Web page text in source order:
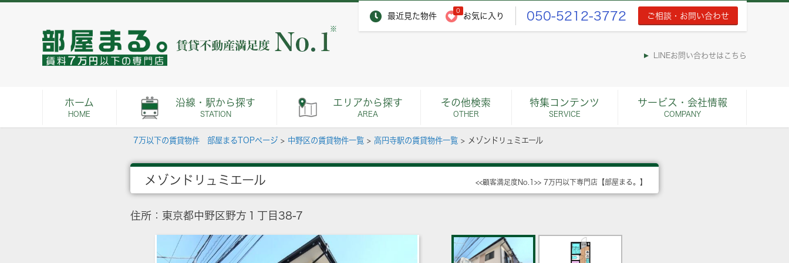
最近見た物件
0
お気に入り 050-5212-3772 ご相談・お問い合わせ
※
LINEお問い合わせはこちら
ホーム
HOME
沿線・駅から探す
STATION
エリアから探す
AREA
その他検索
OTHER
特集コンテンツ
SERVICE
サービス・会社情報
COMPANY
7万以下の賃貸物件 部屋まるTOPページ > 中野区の賃貸物件一覧 > 高円寺駅の賃貸物件一覧 > メゾンドリュミエール
メゾンドリュミエール <<顧客満足度No.1>> 7万円以下専門店【部屋まる。】
住所：東京都中野区野方１丁目38-7